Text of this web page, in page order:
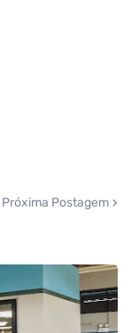
Próxima Postagem